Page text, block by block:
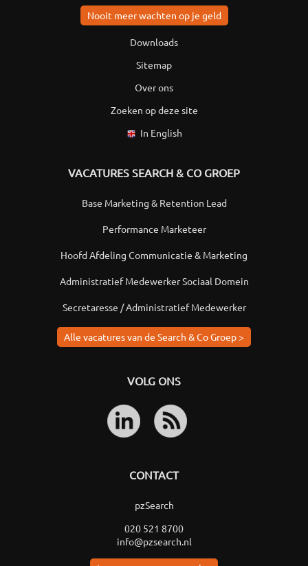
Nooit meer wachten op je geld
Downloads
Sitemap
Over ons
Zoeken op deze site
In English
VACATURES SEARCH & CO GROEP
Base Marketing & Retention Lead
Performance Marketeer
Hoofd Afdeling Communicatie & Marketing
Administratief Medewerker Sociaal Domein
Secretaresse / Administratief Medewerker
Alle vacatures van de Search & Co Groep >
VOLG ONS
CONTACT
pzSearch
020 521 8700
info@pzsearch.nl